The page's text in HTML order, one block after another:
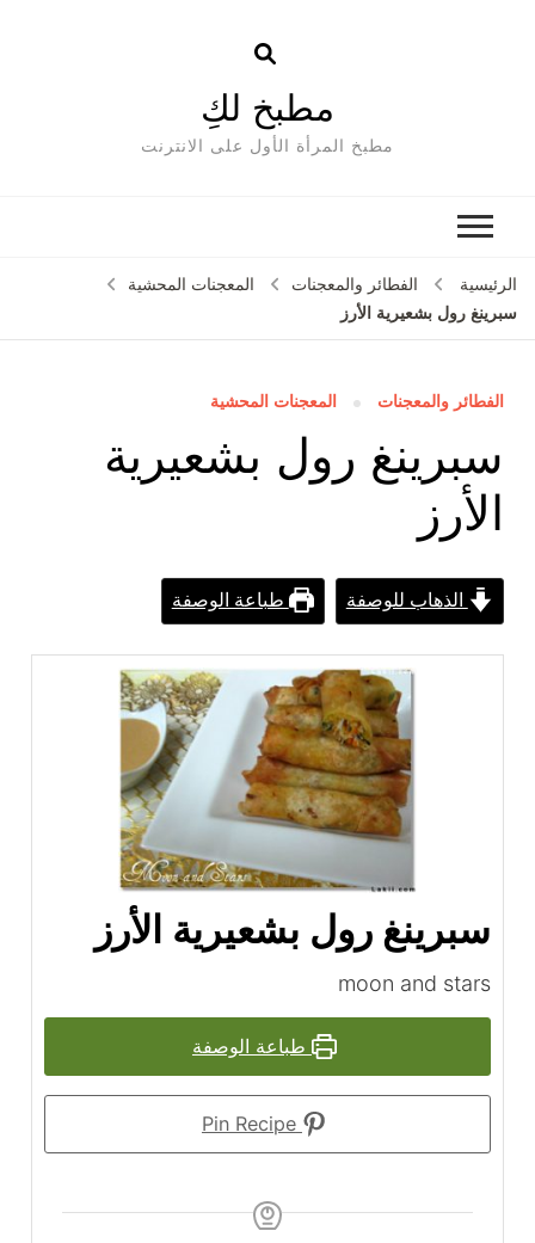
مطبخ لكِ
مطبخ المرأة الأول على الانترنت
الرئيسية الفطائر والمعجنات
المعجنات المحشية
سبرينغ رول بشعيرية الأرز
الفطائر والمعجنات المعجنات المحشية
سبرينغ رول بشعيرية
الأرز
الذهاب للوصفة طباعة الوصفة
سبرينغ رول بشعيرية الأرز
moon and stars
طباعة الوصفة
Pin Recipe